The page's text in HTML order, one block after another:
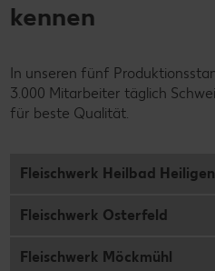
kennen
In unseren fünf
3.000 Mitarbeiter täglich
für beste Qualität.
Fleischwerk Heilbad
Fleischwerk Osterfeld
Fleischwerk Möckmühl